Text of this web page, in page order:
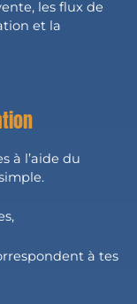
les flux de
et la
à l’aide du
à tes